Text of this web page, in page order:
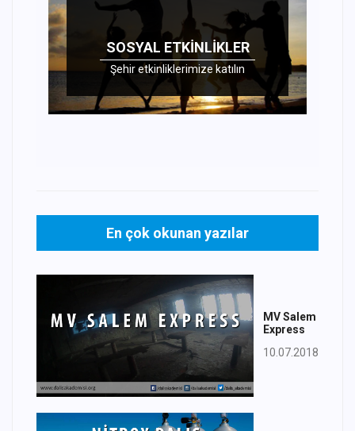
SOSYAL ETKINLIKLER
Şehir etkinliklerimize katılın
En çok okunan yazılar
MV Salem
Express
10.07.2018